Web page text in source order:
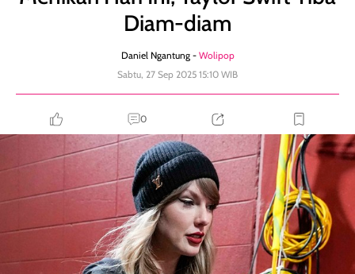
Diam-diam
Daniel Ngantung - Wolipop
Sabtu, 27 Sep 2025 15:10 WIB
0